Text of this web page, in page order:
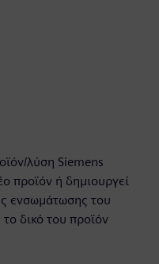
λύση Siemens
προϊόν ή δημιουργεί
ενσωμάτωσης του
δικό του προϊόν